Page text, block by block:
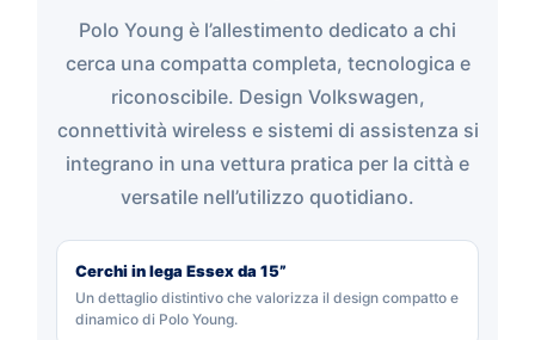
Polo Young è l’allestimento dedicato a chi
cerca una compatta completa, tecnologica e
riconoscibile. Design Volkswagen,
connettività wireless e sistemi di assistenza si
integrano in una vettura pratica per la città e
versatile nell’utilizzo quotidiano.
Cerchi in lega Essex da 15”
Un dettaglio distintivo che valorizza il design compatto e
dinamico di Polo Young.